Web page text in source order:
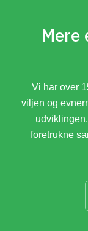
Mere
Vi har over
viljen og
foretrukne